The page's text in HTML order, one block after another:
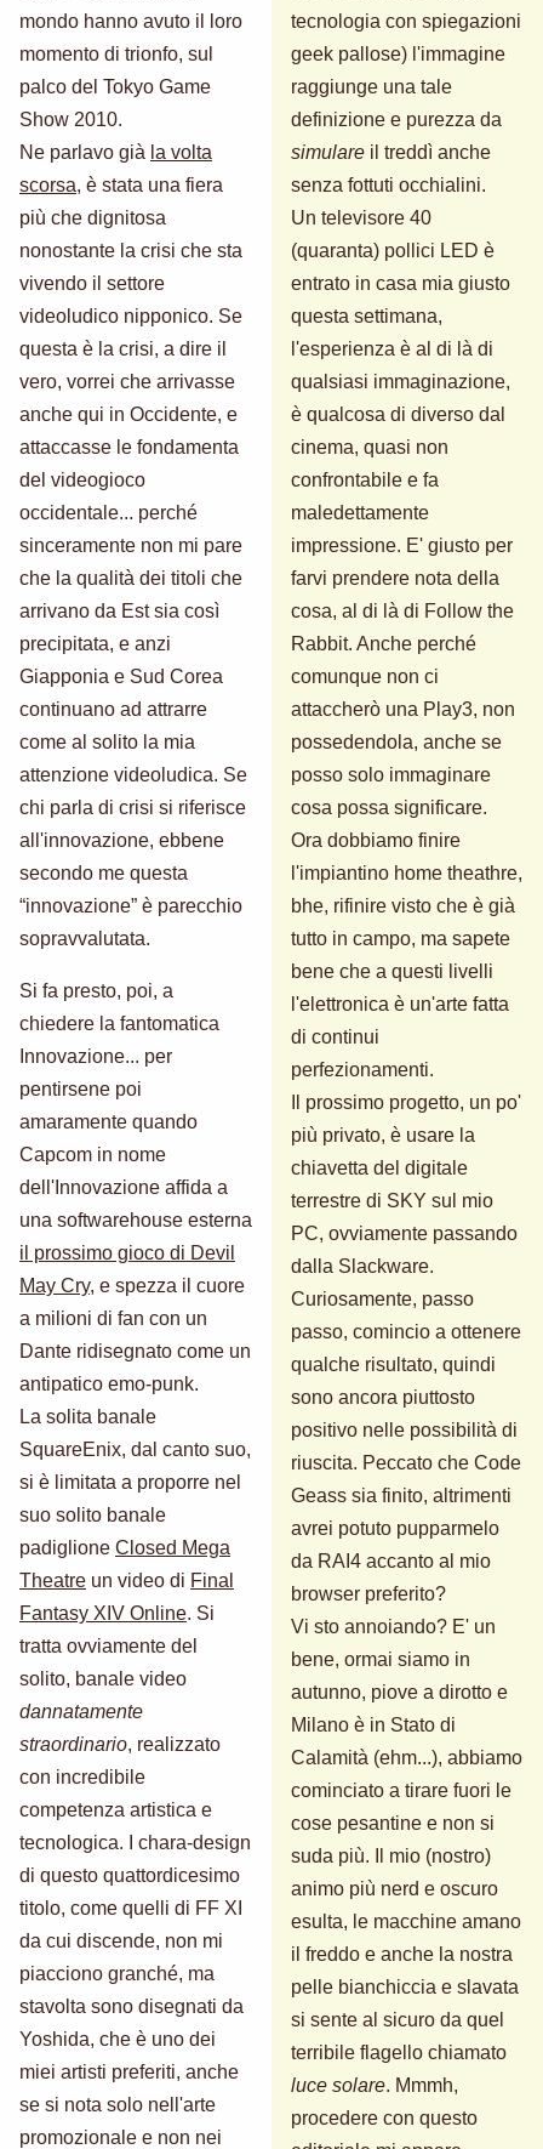
mondo hanno avuto il loro
momento di trionfo, sul
palco del Tokyo Game
Show 2010.
Ne parlavo già la volta
scorsa, è stata una fiera
più che dignitosa
nonostante la crisi che sta
vivendo il settore
videoludico nipponico. Se
questa è la crisi, a dire il
vero, vorrei che arrivasse
anche qui in Occidente, e
attaccasse le fondamenta
del videogioco
occidentale... perché
sinceramente non mi pare
che la qualità dei titoli che
arrivano da Est sia così
precipitata, e anzi
Giapponia e Sud Corea
continuano ad attrarre
come al solito la mia
attenzione videoludica. Se
chi parla di crisi si riferisce
all'innovazione, ebbene
secondo me questa
“innovazione” è parecchio
sopravvalutata.
Si fa presto, poi, a
chiedere la fantomatica
Innovazione... per
pentirsene poi
amaramente quando
Capcom in nome
dell'Innovazione affida a
una softwarehouse esterna
il prossimo gioco di Devil
May Cry, e spezza il cuore
a milioni di fan con un
Dante ridisegnato come un
antipatico emo-punk.
La solita banale
SquareEnix, dal canto suo,
si è limitata a proporre nel
suo solito banale
padiglione Closed Mega
Theatre un video di Final
Fantasy XIV Online. Si
tratta ovviamente del
solito, banale video
dannatamente
straordinario, realizzato
con incredibile
competenza artistica e
tecnologica. I chara-design
di questo quattordicesimo
titolo, come quelli di FF XI
da cui discende, non mi
piacciono granché, ma
stavolta sono disegnati da
Yoshida, che è uno dei
miei artisti preferiti, anche
se si nota solo nell'arte
promozionale e non nei
tecnologia con spiegazioni
geek pallose) l'immagine
raggiunge una tale
definizione e purezza da
simulare il treddì anche
senza fottuti occhialini.
Un televisore 40
(quaranta) pollici LED è
entrato in casa mia giusto
questa settimana,
l'esperienza è al di là di
qualsiasi immaginazione,
è qualcosa di diverso dal
cinema, quasi non
confrontabile e fa
maledettamente
impressione. E' giusto per
farvi prendere nota della
cosa, al di là di Follow the
Rabbit. Anche perché
comunque non ci
attaccherò una Play3, non
possedendola, anche se
posso solo immaginare
cosa possa significare.
Ora dobbiamo finire
l'impiantino home theathre,
bhe, rifinire visto che è già
tutto in campo, ma sapete
bene che a questi livelli
l'elettronica è un'arte fatta
di continui
perfezionamenti.
Il prossimo progetto, un po'
più privato, è usare la
chiavetta del digitale
terrestre di SKY sul mio
PC, ovviamente passando
dalla Slackware.
Curiosamente, passo
passo, comincio a ottenere
qualche risultato, quindi
sono ancora piuttosto
positivo nelle possibilità di
riuscita. Peccato che Code
Geass sia finito, altrimenti
avrei potuto pupparmelo
da RAI4 accanto al mio
browser preferito?
Vi sto annoiando? E' un
bene, ormai siamo in
autunno, piove a dirotto e
Milano è in Stato di
Calamità (ehm...), abbiamo
cominciato a tirare fuori le
cose pesantine e non si
suda più. Il mio (nostro)
animo più nerd e oscuro
esulta, le macchine amano
il freddo e anche la nostra
pelle bianchiccia e slavata
si sente al sicuro da quel
terribile flagello chiamato
luce solare. Mmmh,
procedere con questo